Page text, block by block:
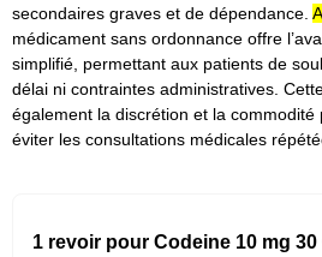
secondaires graves et de dépendance.
médicament sans ordonnance offre
simplifié, permettant aux patients de
délai ni contraintes administratives.
également la discrétion et la
éviter les consultations médicales
1 revoir pour Codeine 10 mg